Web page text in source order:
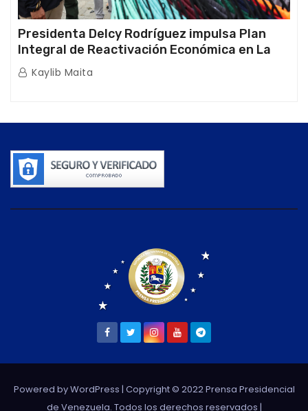
Presidenta Delcy Rodríguez impulsa Plan
Integral de Reactivación Económica en La
Guaira
Kaylib Maita
Powered by WordPress | Copyright © 2022 Prensa Presidencial
de Venezuela. Todos los derechos reservados |